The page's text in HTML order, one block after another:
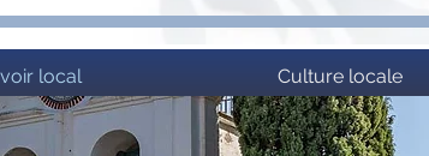
local Culture locale